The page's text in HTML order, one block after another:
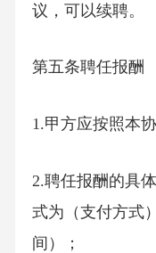
议，可以续聘。
第五条聘任报酬
1.甲方应按照本
2.聘任报酬的具
式为（支付方式
间）；